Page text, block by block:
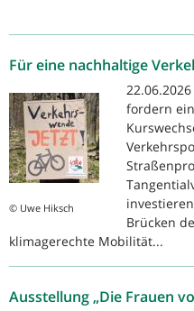
Für eine nachhaltige
© Uwe Hiksch
fordern
Brücken
klimagerechte Mobilität...
Ausstellung „Die Frauen